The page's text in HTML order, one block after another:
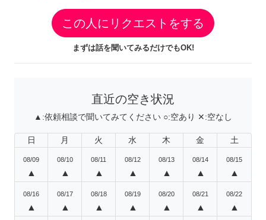
この人にリクエストをする
まずは話を聞いてみるだけでもOK!
直近の空き状況
▲:依頼相談で聞いてみてください ○:空あり ✕:空なし
日 月 火 水 木 金 土
08/09
▲
08/10
▲
08/11
▲
08/12
▲
08/13
▲
08/14
▲
08/15
▲
08/16
▲
08/17
▲
08/18
▲
08/19
▲
08/20
▲
08/21
▲
08/22
▲